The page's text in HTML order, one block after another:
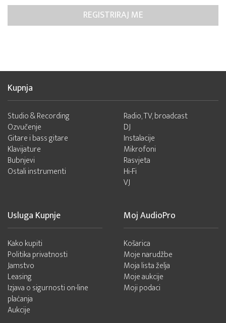
Kupnja
Studio & Recording
Ozvučenje
Gitare i bass gitare
Klavijature
Bubnjevi
Ostali instrumenti
Radio, TV, broadcast
DJ
Instalacije
Mikrofoni
Rasvjeta
Hi-Fi
VJ
Usluga Kupnje
Kako kupiti
Politika privatnosti
Jamstvo
Leasing
Izjava o sigurnosti on-line
plaćanja
Aukcije
Moj AudioPro
Košarica
Moje narudžbe
Moja lista želja
Moje aukcije
Moji podaci